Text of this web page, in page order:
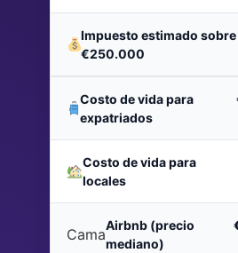
Impuesto estimado sobre
€250.000
Costo de vida para
expatriados
Costo de vida para
locales
Cama
Airbnb (precio
mediano)